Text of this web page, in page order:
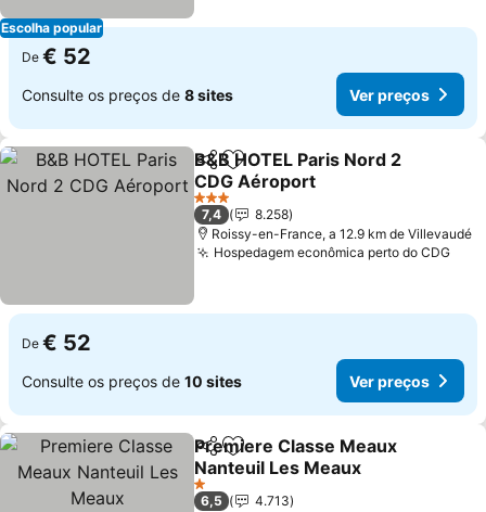
Escolha popular
De € 52
Consulte os preços de 8 sites Ver preços
PartilharAdicionar aos favoritos
B&B HOTEL Paris Nord 2
CDG Aéroport
3 Estrelas
7,4
8.258
Roissy-en-France, a 12.9 km de Villevaudé
Hospedagem econômica perto do CDG
De € 52
Consulte os preços de 10 sites Ver preços
PartilharAdicionar aos favoritos
Premiere Classe Meaux
Nanteuil Les Meaux
1 Estrelas
6,5
4.713